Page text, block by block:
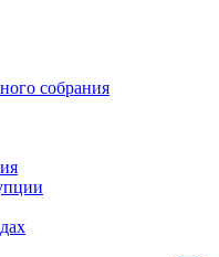
собрания